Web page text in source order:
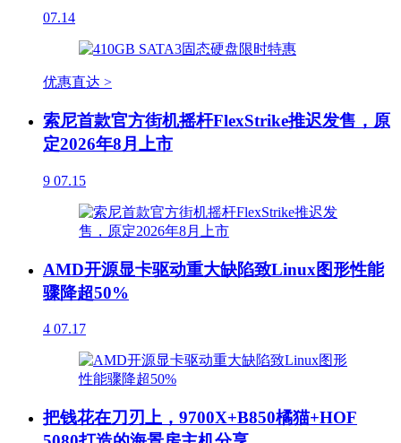
07.14
优惠直达 >
索尼首款官方街机摇杆FlexStrike推迟发售，原
定2026年8月上市
9 07.15
AMD开源显卡驱动重大缺陷致Linux图形性能
骤降超50%
4 07.17
把钱花在刀刃上，9700X+B850橘猫+HOF